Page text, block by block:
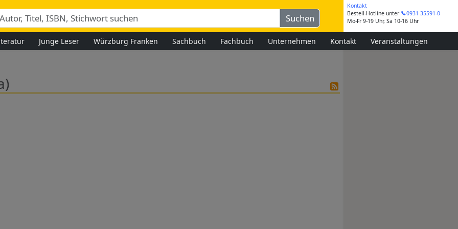
Kontakt
Bestell-Hotline unter
0931 35591-0
Mo-Fr 9-19 Uhr, Sa 10-16 Uhr
Junge Leser Würzburg Franken Sachbuch Fachbuch Unternehmen Kontakt Veranstaltungen